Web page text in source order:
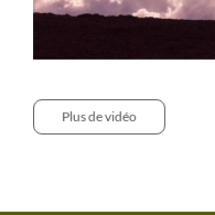
Plus de vidéo